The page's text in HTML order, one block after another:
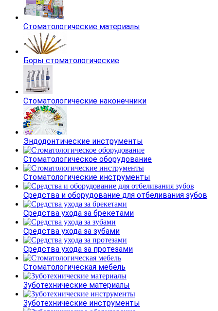
Стоматологические материалы
Боры стоматологические
Стоматологические наконечники
Эндодонтические инструменты
Стоматологическое оборудование
Стоматологические инструменты
Средства и оборудование для отбеливания зубов
Средства ухода за брекетами
Средства ухода за зубами
Средства ухода за протезами
Стоматологическая мебель
Зуботехнические материалы
Зуботехнические инструменты